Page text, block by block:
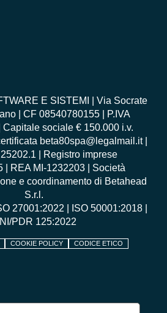
E SISTEMI | Via Socrate
| CF 08540780155 | P.IVA
sociale € 150.000 i.v.
beta80spa@legalmail.it |
| Registro imprese
| REA MI-1232203 | Società
e coordinamento di Betahead
S.r.l.
27001:2022 ISO 50001:2018
PDR 125:2022
COOKIE POLICY CODICE ETICO